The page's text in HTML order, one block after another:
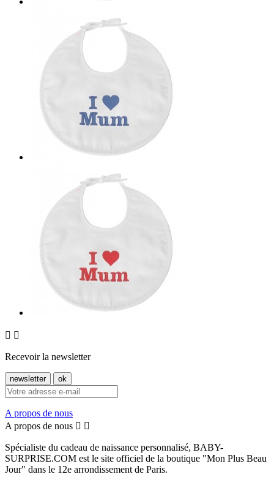
 
Recevoir la newsletter
A propos de nous
A propos de nous  
Spécialiste du cadeau de naissance personnalisé, BABY-
SURPRISE.COM est le site officiel de la boutique "Mon Plus Beau
Jour" dans le 12e arrondissement de Paris.